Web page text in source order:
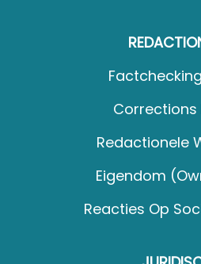
Corrections
Redactionele
Eigendom
Reacties Op